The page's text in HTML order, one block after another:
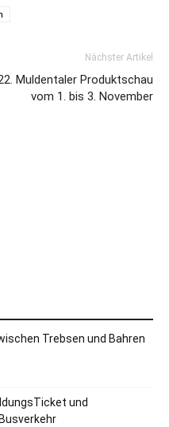
Nächster Artikel
Muldentaler Produktschau
vom 1. bis 3. November
Trebsen und Bahren
und